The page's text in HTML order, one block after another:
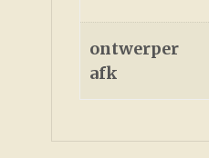
ontwerper
afk